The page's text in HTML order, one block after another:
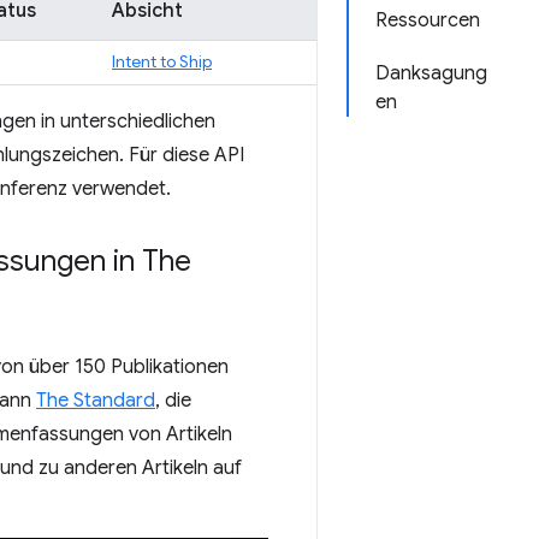
Ressourcen
Danksagung
en
Absicht
Intent to Ship
in unterschiedlichen
Für diese API
verwendet.
in The
über 150 Publikationen
The Standard, die
von Artikeln
zu anderen Artikeln auf